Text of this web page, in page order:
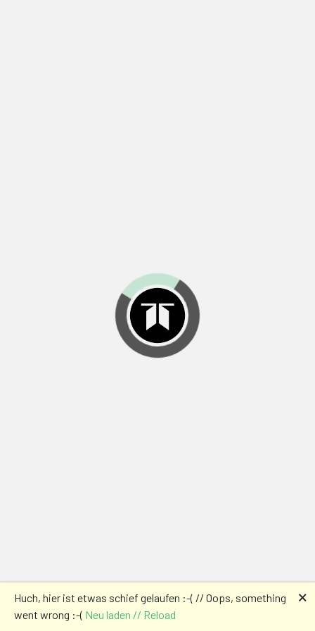
Huch, hier ist etwas schief gelaufen :-( // Oops, something
went wrong :-( Neu laden // Reload
🗙